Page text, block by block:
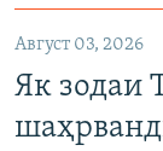
Август 03, 2026
Як зодаи